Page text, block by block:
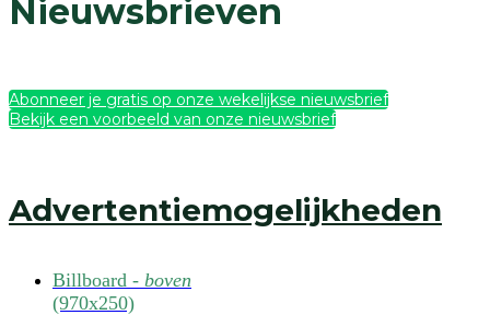
Nieuwsbrieven
Abonneer je gratis op onze wekelijkse nieuwsbrief
Bekijk een voorbeeld van onze nieuwsbrief
Advertentiemogelijkheden
Billboard - boven
(970x250)